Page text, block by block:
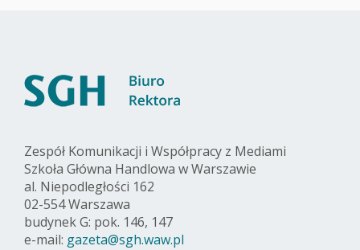
Zespół Komunikacji i Współpracy z Mediami
Szkoła Główna Handlowa w Warszawie
al. Niepodległości 162
02-554 Warszawa
budynek G: pok. 146, 147
e-mail: gazeta@sgh.waw.pl